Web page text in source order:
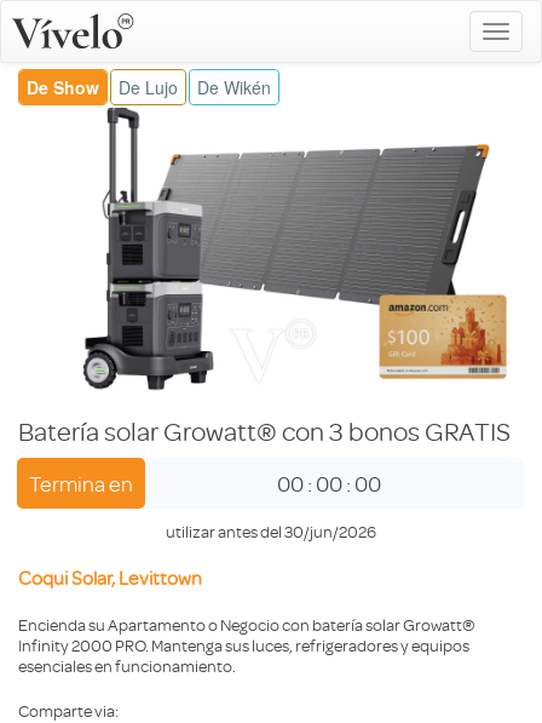
De Show De Lujo De Wikén
Batería solar Growatt® con 3 bonos GRATIS
Termina en 00: 00: 00
utilizar antes del 30/jun/2026
Coqui Solar, Levittown
Encienda su Apartamento o Negocio con batería solar Growatt®
Infinity 2000 PRO. Mantenga sus luces, refrigeradores y equipos
esenciales en funcionamiento.
Comparte via: